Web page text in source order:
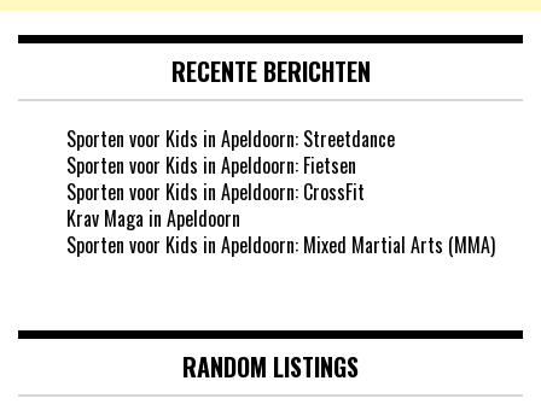
RECENTE BERICHTEN
Sporten voor Kids in Apeldoorn: Streetdance
Sporten voor Kids in Apeldoorn: Fietsen
Sporten voor Kids in Apeldoorn: CrossFit
Krav Maga in Apeldoorn
Sporten voor Kids in Apeldoorn: Mixed Martial Arts (MMA)
RANDOM LISTINGS